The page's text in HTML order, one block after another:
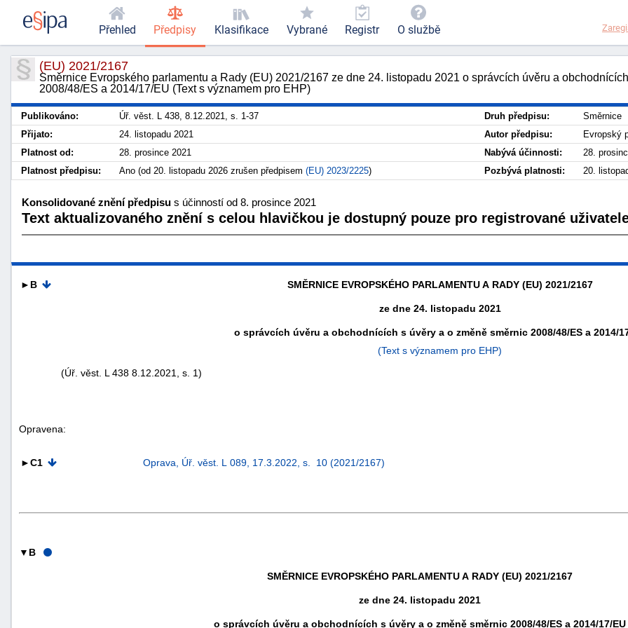
(EU) 2021/2167
Směrnice Evropského parlamentu a Rady (EU) 2021/2167 ze dne 24. listopadu 2021 o správcích úvěru a
2008/48/ES a 2014/17/EU (Text s významem pro EHP)
Publikováno: Úř. věst. L 438, 8.12.2021, s. 1-37 Druh předpisu:
Směrnice
Přijato:
24. listopadu 2021 Autor předpisu:
Evropský
Platnost od:
28. prosince 2021 Nabývá účinnosti:
28.
Platnost předpisu:
Ano (od 20. listopadu 2026 zrušen předpisem (EU) 2023/2225) Pozbývá platnosti: 20.
Konsolidované znění předpisu s účinností od 8. prosince 2021
Text aktualizovaného znění s celou hlavičkou je dostupný pouze pro registrované
►B SMĚRNICE EVROPSKÉHO PARLAMENTU A RADY (EU) 2021/2167
ze dne 24. listopadu 2021
o správcích úvěru a obchodnících s úvěry a o změně směrnic 2008/48/ES a 2014/
(Text s významem pro EHP)
(Úř. věst. L 438 8.12.2021, s. 1)
Opravena:
►C1 Oprava, Úř. věst. L 089, 17.3.2022, s. 10 (2021/2167)
▼B
SMĚRNICE EVROPSKÉHO PARLAMENTU A RADY (EU) 2021/2167
ze dne 24. listopadu 2021
o správcích úvěru a obchodnících s úvěry a o změně směrnic 2008/48/ES a 2014/17/EU
Přehled Předpisy Klasifikace Vybrané Registr O službě